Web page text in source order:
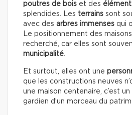
poutres de bois et des
splendides. Les terrains sont
avec des arbres immenses qui
Le positionnement des
recherché, car elles sont
municipalité.
Et surtout, elles ont une
que les constructions neuves
une maison centenaire, c’est
gardien d’un morceau du